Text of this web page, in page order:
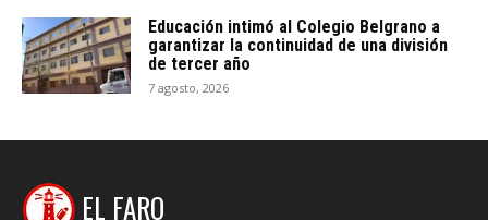
Educación intimó al Colegio Belgrano a
garantizar la continuidad de una división
de tercer año
7 agosto, 2026
EL FARO